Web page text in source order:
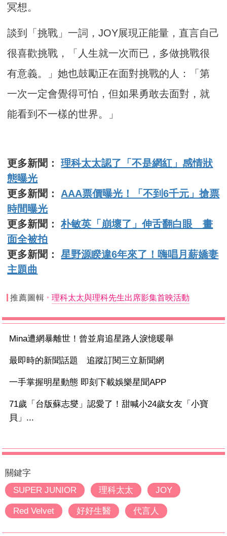
冥想。
談到「挑戰」一詞，JOY展現正能量，直言自己
很喜歡挑戰，「人生就一次而已，多做挑戰很
有意義。」她也鼓勵正在面對挑戰的人：「第
一次一定會覺得可怕，但如果勇敢去面對，就
能看到不一樣的世界。」
更多新聞：理科太太認了「不是網紅」感情狀
態曝光
更多新聞： AAA票價曝光！「不到6千元」搶票
時間曝光
更多新聞：朴敏英「崩壞了」伸舌翻白眼 畫
面全被拍
更多新聞：星野源睽違6年來了！嗨唱月薪嬌妻
主題曲
推薦圖輯 理科太太與理科先生出席影集首映活動
Mina遭網暴離世！曾並肩追星路人淚憶暖舉
最即時的新聞話題 追蹤訂閱三立新聞網
一手掌握明星動態 即刻下載娛樂星聞APP
71歲「台版蘇志燮」認愛了！甜喊小24歲女友「小寶
貝」...
關鍵字
SUPER JUNIOR
理科太太 JOY
Red Velvet 好好生醫 代言人